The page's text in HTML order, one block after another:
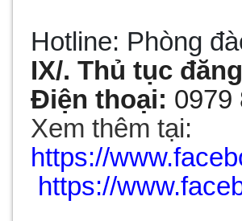
Hotline: Phòng
IX/. Thủ tục
Điện thoại: 0979
Xem thêm tại:
https://
https://